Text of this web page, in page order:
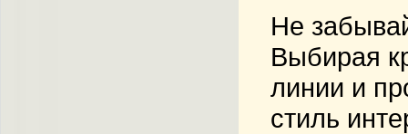
Не
Выбирая
линии и
стиль